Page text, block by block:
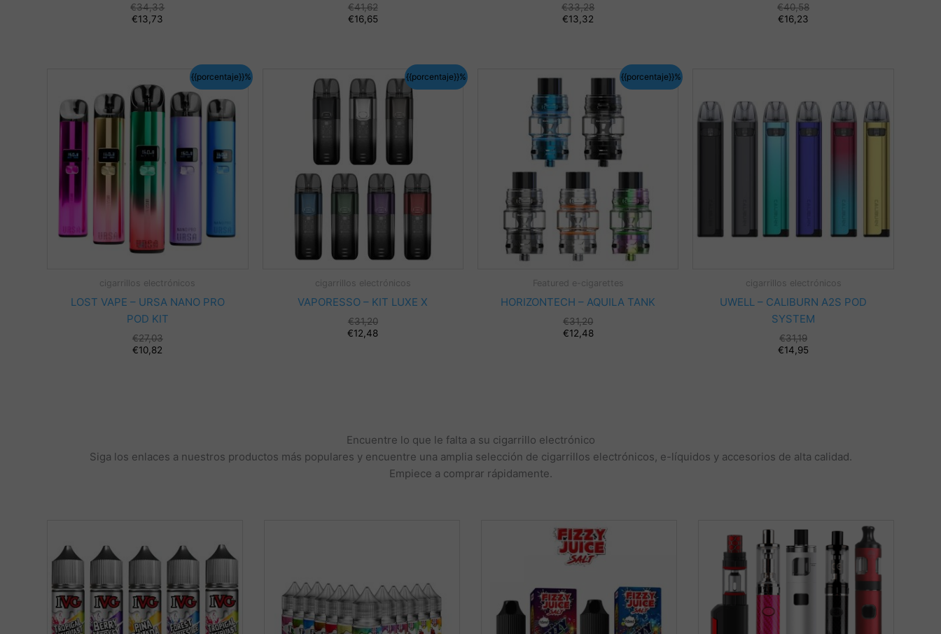
€34,33
€13,73
€41,62
€16,65
€33,28
€13,32
€40,58
€16,23
{{porcentaje}}%
cigarrillos electrónicos
LOST VAPE – URSA NANO PRO
POD KIT
€27,03
€10,82
{{porcentaje}}%
cigarrillos electrónicos
VAPORESSO – KIT LUXE X
€31,20
€12,48
{{porcentaje}}%
Featured e-cigarettes
HORIZONTECH – AQUILA TANK
€31,20
€12,48
cigarrillos electrónicos
UWELL – CALIBURN A2S POD
SYSTEM
€31,19El
precio
€14,95
Encuentre lo que le falta a su cigarrillo electrónico
Siga los enlaces a nuestros productos más populares y encuentre una amplia selección de cigarrillos electrónicos, e-líquidos y accesorios de alta calidad.
Empiece a comprar rápidamente.